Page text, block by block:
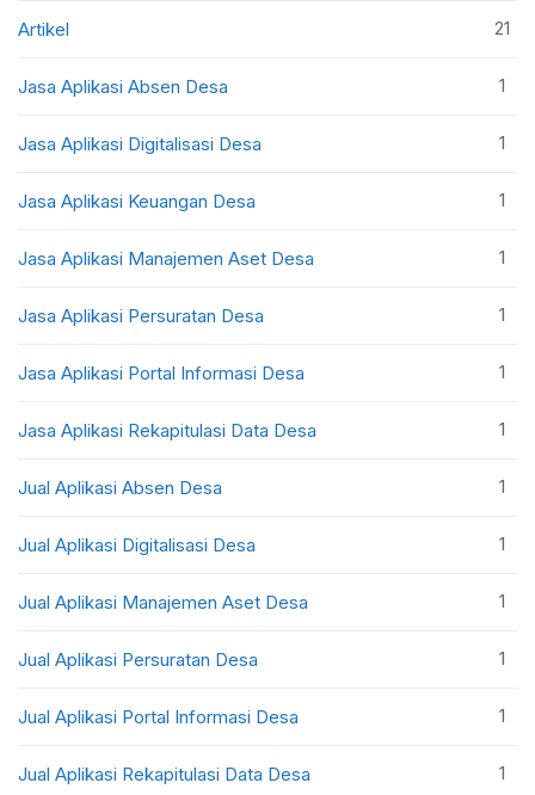
Artikel 21
Jasa Aplikasi Absen Desa 1
Jasa Aplikasi Digitalisasi Desa 1
Jasa Aplikasi Keuangan Desa 1
Jasa Aplikasi Manajemen Aset Desa 1
Jasa Aplikasi Persuratan Desa 1
Jasa Aplikasi Portal Informasi Desa 1
Jasa Aplikasi Rekapitulasi Data Desa 1
Jual Aplikasi Absen Desa 1
Jual Aplikasi Digitalisasi Desa 1
Jual Aplikasi Manajemen Aset Desa 1
Jual Aplikasi Persuratan Desa 1
Jual Aplikasi Portal Informasi Desa 1
Jual Aplikasi Rekapitulasi Data Desa 1